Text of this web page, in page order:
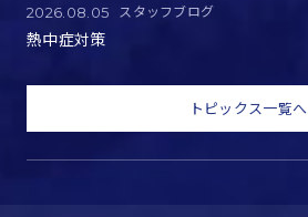
2026.08.05 スタッフブログ
熱中症対策
トピックス一覧へ